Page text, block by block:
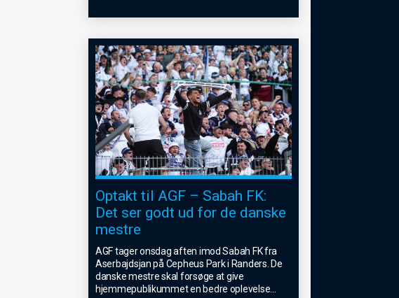
Optakt til AGF – Sabah FK:
Det ser godt ud for de danske
mestre
AGF tager onsdag aften imod Sabah FK fra
Aserbajdsjan på Cepheus Park i Randers. De
danske mestre skal forsøge at give
hjemmepublikummet en bedre oplevelse